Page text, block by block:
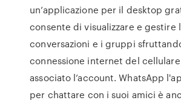
un’applicazione per il desktop
consente di visualizzare e gestire
conversazioni e i gruppi
connessione internet del
associato l’account. WhatsApp
per chattare con i suoi amici è